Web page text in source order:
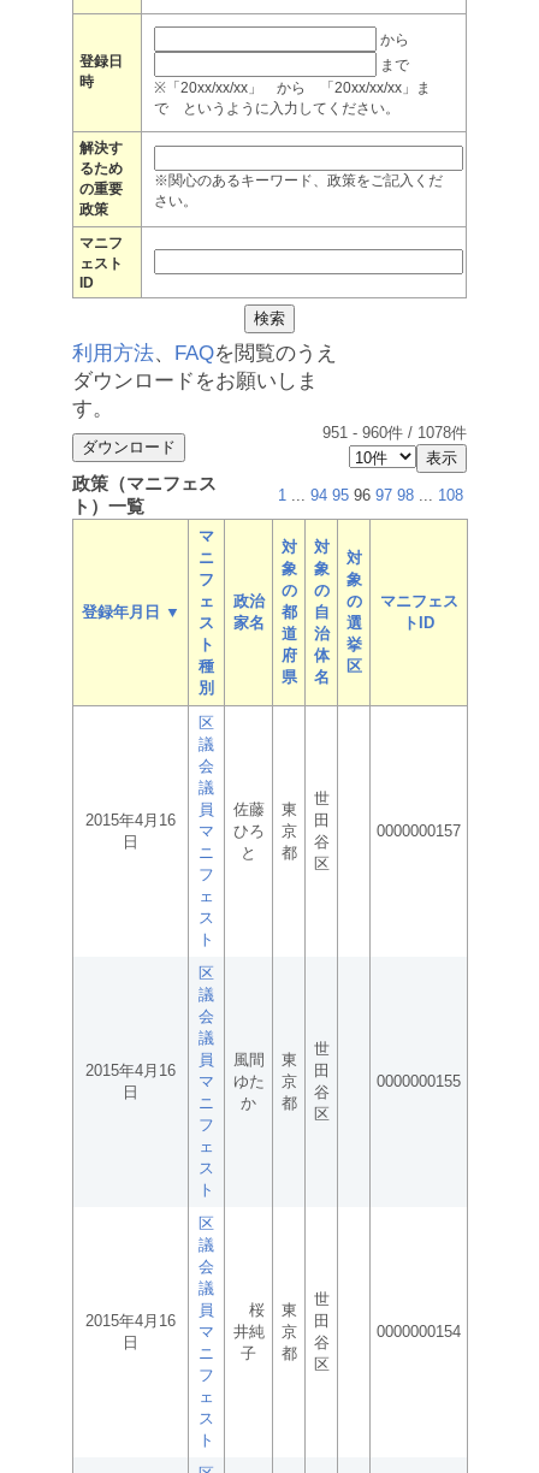
登録日
時
から
まで
※「20xx/xx/xx」 から 「20xx/xx/xx」ま
で というように入力してください。
解決す
るため
の重要
政策
※関心のあるキーワード、政策をご記入くだ
さい。
マニフ
ェスト
ID
利用方法、 FAQを閲覧のうえ
ダウンロードをお願いしま
す。
951 - 960件 / 1078件
政策（マニフェス
ト）一覧
1 ... 94 95 96 97 98 ... 108
登録年月日 ▼
マ
ニ
フ
ェ
ス
ト
種
別
政治
家名
対
象
の
都
道
府
県
対
象
の
自
治
体
名
対
象
の
選
挙
区
マニフェス
トID
2015年4月16
日
区
議
会
議
員
マ
ニ
フ
ェ
ス
ト
佐藤
ひろ
と
東
京
都
世
田
谷
区
0000000157
2015年4月16
日
区
議
会
議
員
マ
ニ
フ
ェ
ス
ト
風間
ゆた
か
東
京
都
世
田
谷
区
0000000155
2015年4月16
日
区
議
会
議
員
マ
ニ
フ
ェ
ス
ト
桜
井純
子
東
京
都
世
田
谷
区
0000000154